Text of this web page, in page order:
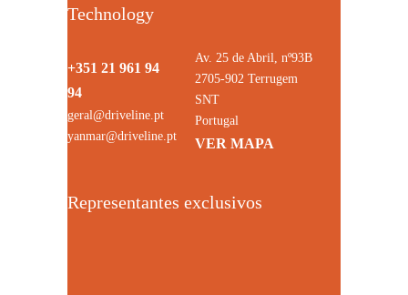
Technology
+351 21 961 94
94
geral@driveline.pt
yanmar@driveline.pt
Av. 25 de Abril, nº93B
2705-902 Terrugem
SNT
Portugal
VER MAPA
Representantes exclusivos